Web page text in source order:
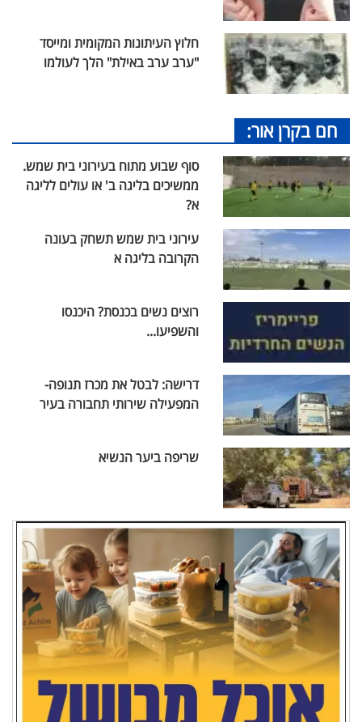
חלוץ העיתונות המקומית ומייסד
"ערב ערב באילת" הלך לעולמו
חם בקרן אור:
סוף שבוע מתוח בעירוני בית שמש.
ממשיכים בליגה ב' או עולים לליגה
א?
עירוני בית שמש תשחק בעונה
הקרובה בליגה א
רוצים נשים בכנסת? היכנסו
והשפיעו...
דרישה: לבטל את מכרז תנופה-
המפעילה שירותי תחבורה בעיר
שריפה ביער הנשיא